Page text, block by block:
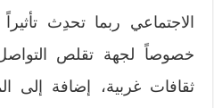
الاجتماعي ربما تحدِث
خصوصاً لجهة تقلص
ثقافات غربية، إضافة إلى